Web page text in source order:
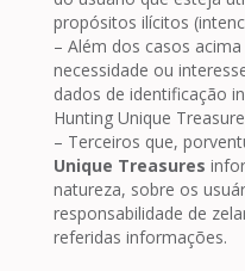
propósitos ilícitos
– Além dos casos
necessidade ou
dados de identificação
Hunting Unique
– Terceiros que,
Unique Treasures
natureza, sobre os
responsabilidade de
referidas informações.